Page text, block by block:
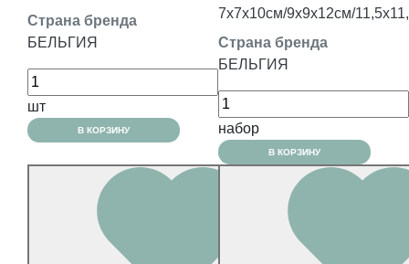
Страна бренда
БЕЛЬГИЯ
шт
В КОРЗИНУ
7x7x10см/9х9х12см/
Страна бренда
БЕЛЬГИЯ
набор
В КОРЗИНУ